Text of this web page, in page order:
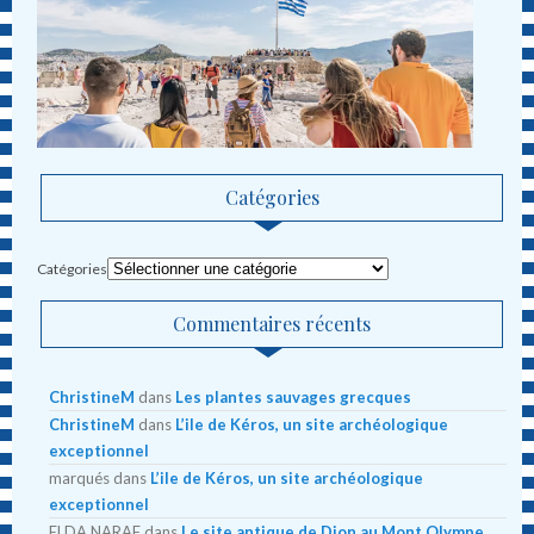
Catégories
Catégories
Commentaires récents
ChristineM dans Les plantes sauvages grecques
ChristineM dans L’ile de Kéros, un site archéologique
exceptionnel
marqués dans L’ile de Kéros, un site archéologique
exceptionnel